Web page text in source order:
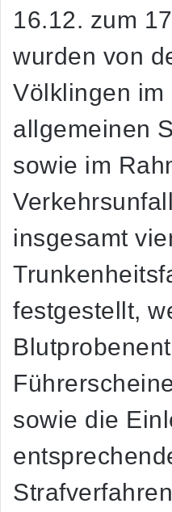
16.12. zum
wurden von
Völklingen im
allgemeinen
sowie im
insgesamt
festgestellt,
sowie die